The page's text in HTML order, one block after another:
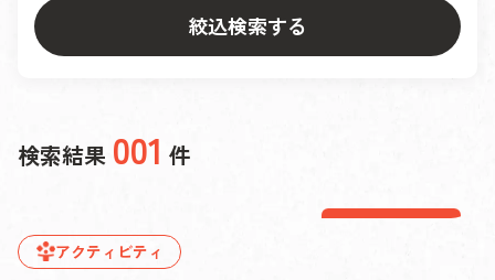
絞込検索する
検索結果 001 件
アクティビティ